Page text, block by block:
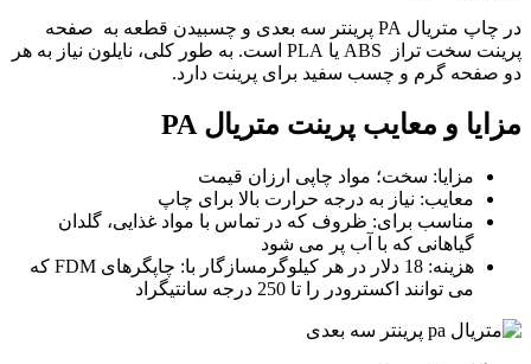
در چاپ متریال PA پرینتر سه بعدی و چسبیدن قطعه به صفحه
پرینت سخت تراز ABS یا PLA است. به طور کلی، نایلون نیاز به هر
دو صفحه گرم و چسب سفید برای پرینت دارد.
مزایا و معایب پرینت متریال PA
مزایا: سخت؛ مواد چاپی ارزان قیمت
معایب: نیاز به درجه حرارت بالا برای چاپ
مناسب برای: ظروف که در تماس با مواد غذایی، گلدان
گیاهانی که با آب پر می شود
هزینه: 18 دلار در هر کیلوگرمسازگار با: چاپگرهای FDM که
می توانند اکسترودر را تا 250 درجه سانتیگراد